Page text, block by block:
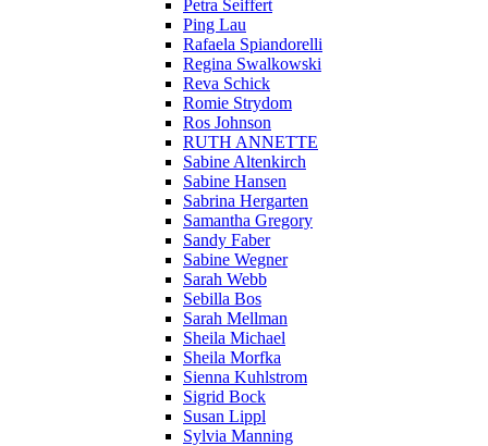
Petra Seiffert
Ping Lau
Rafaela Spiandorelli
Regina Swalkowski
Reva Schick
Romie Strydom
Ros Johnson
RUTH ANNETTE
Sabine Altenkirch
Sabine Hansen
Sabrina Hergarten
Samantha Gregory
Sandy Faber
Sabine Wegner
Sarah Webb
Sebilla Bos
Sarah Mellman
Sheila Michael
Sheila Morfka
Sienna Kuhlstrom
Sigrid Bock
Susan Lippl
Sylvia Manning